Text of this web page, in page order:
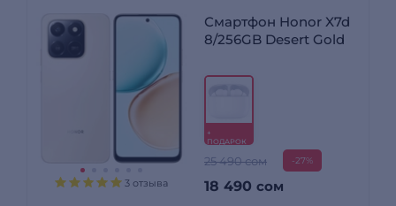
3 отзыва
Смартфон Honor X7d
8/256GB Desert Gold
+
ПОДАРОК
25 490 сом -27%
18 490 сом